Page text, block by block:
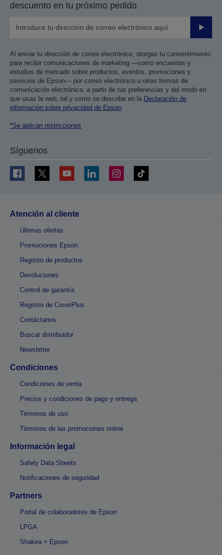
descuento en tu próximo pedido.
Enviar
Al enviar tu dirección de correo electrónico, otorgas tu consentimiento
para recibir comunicaciones de marketing —como encuestas y
estudios de mercado sobre productos, eventos, promociones y
servicios de Epson— por correo electrónico u otras formas de
comunicación electrónica, a partir de tus preferencias y del modo en
que usas la web, tal y como se describe en la Declaración de
información sobre privacidad de Epson.
*Se aplican restricciones
Síguenos
Atención al cliente
Últimas ofertas
Promociones Epson
Registro de productos
Devoluciones
Control de garantía
Registro de CoverPlus
Contáctanos
Buscar distribuidor
Newsletter
Condiciones
Condiciones de venta
Precios y condiciones de pago y entrega
Términos de uso
Términos de las promociones online
Información legal
Safety Data Sheets
Notificaciones de seguridad
Partners
Portal de colaboradores de Epson
LPGA
Shakira + Epson